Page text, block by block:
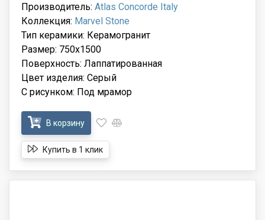
Производитель: Atlas Concorde Italy
Коллекция: Marvel Stone
Тип керамики: Керамогранит
Размер: 750x1500
Поверхность: Лаппатированная
Цвет изделия: Серый
С рисунком: Под мрамор
В корзину
Купить в 1 клик